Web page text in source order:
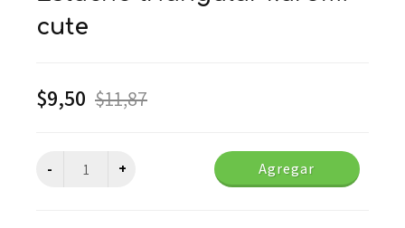
cute
$9,50 $11,87
Agregar